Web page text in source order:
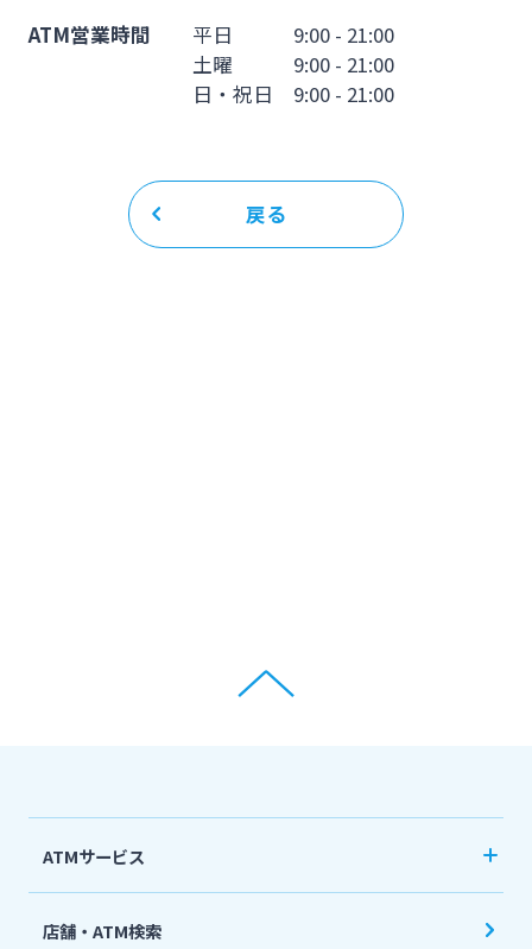
宮崎銀行について
ATM営業時間
平日 9:00 - 21:00
土曜 9:00 - 21:00
日・祝日 9:00 - 21:00
戻る
ATMサービス
店舗・ATM検索